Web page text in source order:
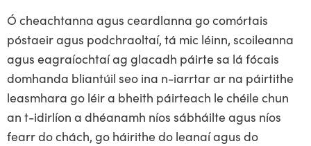
Ó cheachtanna agus ceardlanna go comórtais
póstaeir agus podchraoltaí, tá mic léinn, scoileanna
agus eagraíochtaí ag glacadh páirte sa lá fócais
domhanda bliantúil seo ina n-iarrtar ar na páirtithe
leasmhara go léir a bheith páirteach le chéile chun
an t-idirlíon a dhéanamh níos sábháilte agus níos
fearr do chách, go háirithe do leanaí agus do